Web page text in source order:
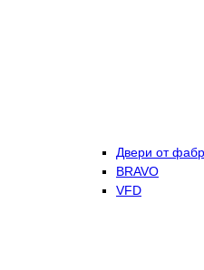
Двери от
BRAVO
VFD